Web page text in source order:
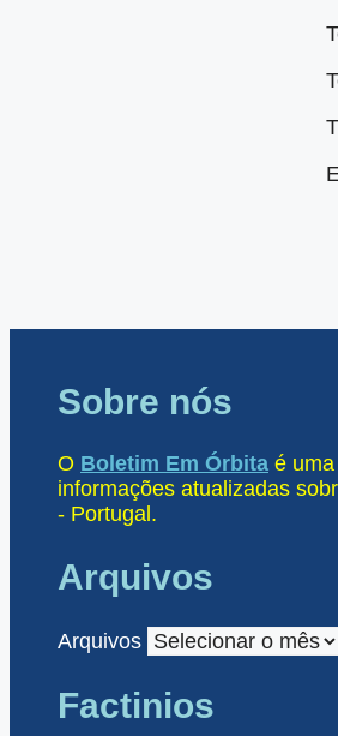
Sobre nós
O Boletim Em Órbita é
informações atualizadas
- Portugal.
Arquivos
Arquivos
Factinios